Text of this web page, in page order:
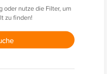
oder nutze die Filter, um
zu finden!